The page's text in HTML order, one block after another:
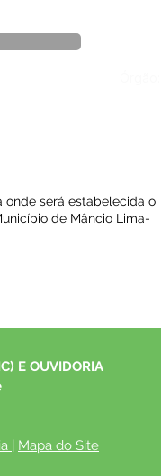
onde será estabelecida o
de Mâncio Lima-
E OUVIDORIA
| Mapa do Site